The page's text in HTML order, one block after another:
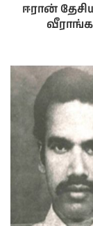
ஈரான்